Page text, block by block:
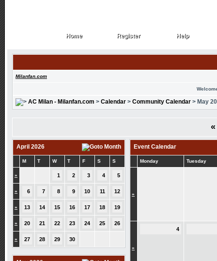
Home
Home Register
Register Help
Help
Milanfan.com
AC Milan - Milanfan.com > Calendar > Community Calendar > May
«
April 2026
M T W T F S S
» 1 2 3 4 5
» 6 7 8 9 10 11 12
» 13 14 15 16 17 18 19
» 20 21 22 23 24 25 26
» 27 28 29 30
Event Calendar
Monday Tuesday
»
»
4